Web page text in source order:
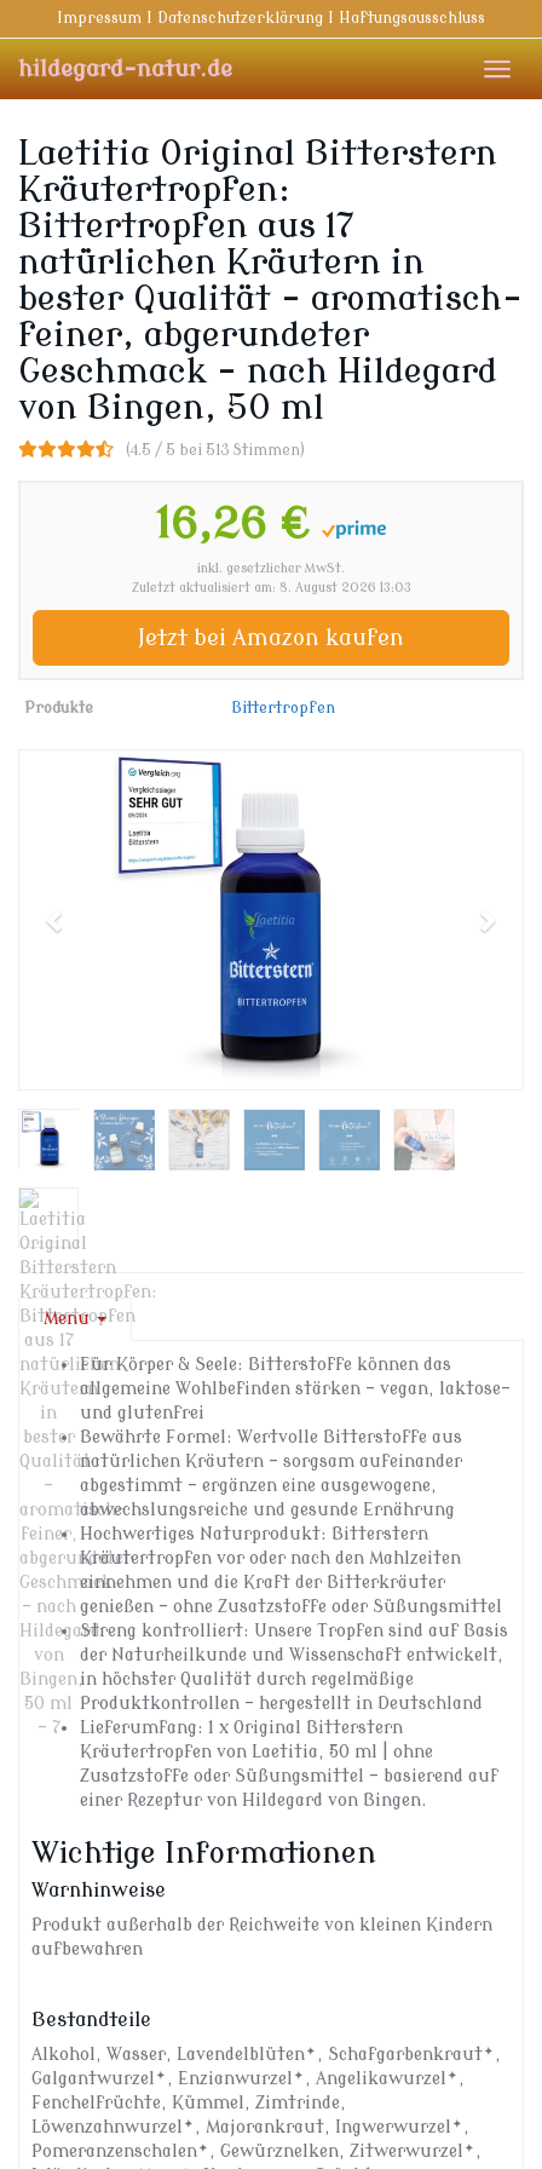
to
main
content
Impressum I Datenschutzerklärung I Haftungsausschluss
hildegard-natur.de
Laetitia Original Bitterstern
Kräutertropfen:
Bittertropfen aus 17
natürlichen Kräutern in
bester Qualität – aromatisch-
feiner, abgerundeter
Geschmack – nach Hildegard
von Bingen, 50 ml
(4.5 / 5 bei 513 Stimmen)
16,26 €
inkl. gesetzlicher MwSt.
Zuletzt aktualisiert am: 8. August 2026 13:03
Jetzt bei Amazon kaufen
Produkte Bittertropfen
Menu
Für Körper & Seele: Bitterstoffe können das
allgemeine Wohlbefinden stärken – vegan, laktose-
und glutenfrei
Bewährte Formel: Wertvolle Bitterstoffe aus
natürlichen Kräutern – sorgsam aufeinander
abgestimmt – ergänzen eine ausgewogene,
abwechslungsreiche und gesunde Ernährung
Hochwertiges Naturprodukt: Bitterstern
Kräutertropfen vor oder nach den Mahlzeiten
einnehmen und die Kraft der Bitterkräuter
genießen – ohne Zusatzstoffe oder Süßungsmittel
Streng kontrolliert: Unsere Tropfen sind auf Basis
der Naturheilkunde und Wissenschaft entwickelt,
in höchster Qualität durch regelmäßige
Produktkontrollen – hergestellt in Deutschland
Lieferumfang: 1 x Original Bitterstern
Kräutertropfen von Laetitia, 50 ml | ohne
Zusatzstoffe oder Süßungsmittel – basierend auf
einer Rezeptur von Hildegard von Bingen.
Wichtige Informationen
Warnhinweise
Produkt außerhalb der Reichweite von kleinen Kindern
aufbewahren
Bestandteile
Alkohol, Wasser, Lavendelblüten*, Schafgarbenkraut*,
Galgantwurzel*, Enzianwurzel*, Angelikawurzel*,
Fenchelfrüchte, Kümmel, Zimtrinde,
Löwenzahnwurzel*, Majorankraut, Ingwerwurzel*,
Pomeranzenschalen*, Gewürznelken, Zitwerwurzel*,